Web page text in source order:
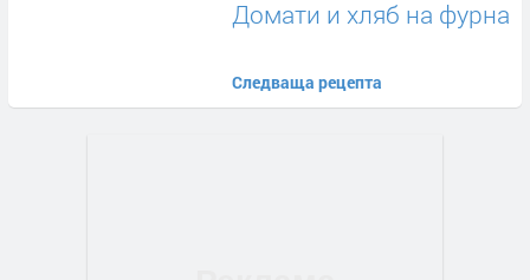
Домати и хляб на фурна
Следваща рецепта